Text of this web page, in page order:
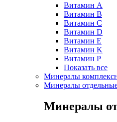
Витамин A
Витамин B
Витамин C
Витамин D
Витамин E
Витамин K
Витамин P
Показать все
Минералы
Минералы
Минералы